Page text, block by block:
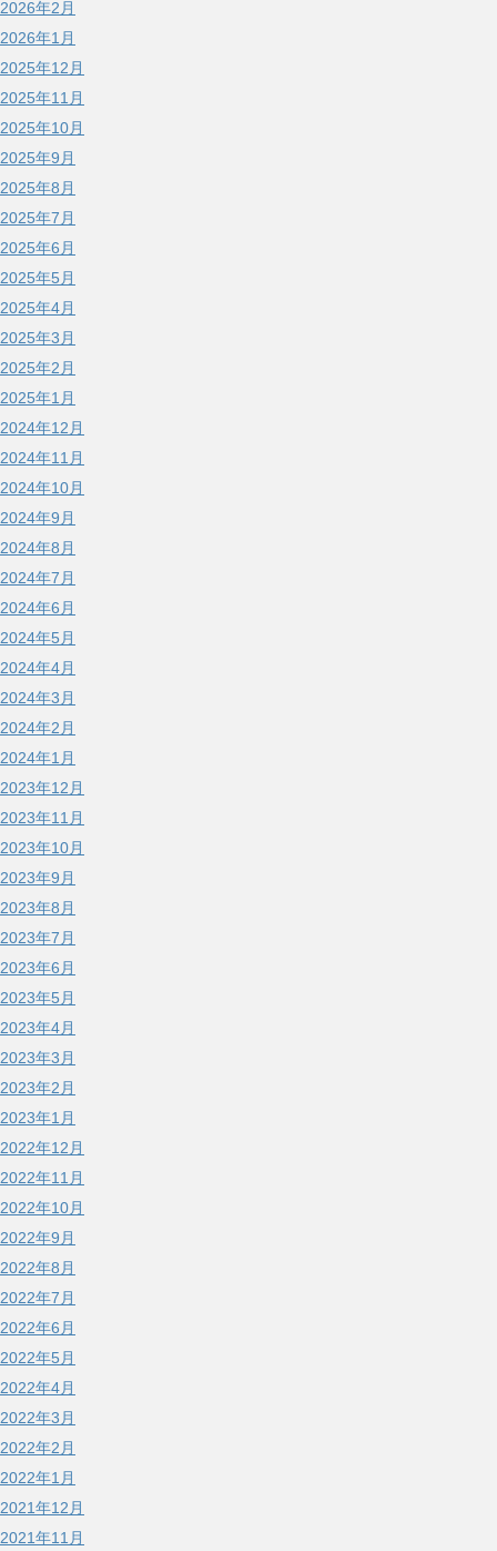
2026年2月
2026年1月
2025年12月
2025年11月
2025年10月
2025年9月
2025年8月
2025年7月
2025年6月
2025年5月
2025年4月
2025年3月
2025年2月
2025年1月
2024年12月
2024年11月
2024年10月
2024年9月
2024年8月
2024年7月
2024年6月
2024年5月
2024年4月
2024年3月
2024年2月
2024年1月
2023年12月
2023年11月
2023年10月
2023年9月
2023年8月
2023年7月
2023年6月
2023年5月
2023年4月
2023年3月
2023年2月
2023年1月
2022年12月
2022年11月
2022年10月
2022年9月
2022年8月
2022年7月
2022年6月
2022年5月
2022年4月
2022年3月
2022年2月
2022年1月
2021年12月
2021年11月